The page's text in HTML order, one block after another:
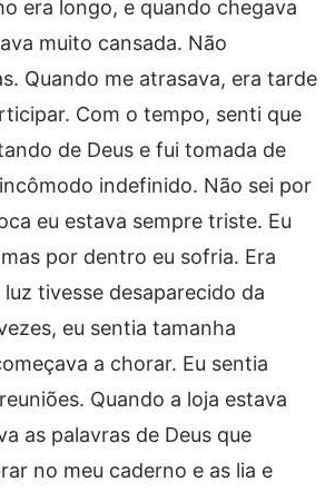
era longo, e quando chegava
muito cansada. Não
Quando me atrasava, era tarde
Com o tempo, senti que
de Deus e fui tomada de
indefinido. Não sei por
eu estava sempre triste. Eu
por dentro eu sofria. Era
tivesse desaparecido da
eu sentia tamanha
a chorar. Eu sentia
Quando a loja estava
as palavras de Deus que
no meu caderno e as lia e